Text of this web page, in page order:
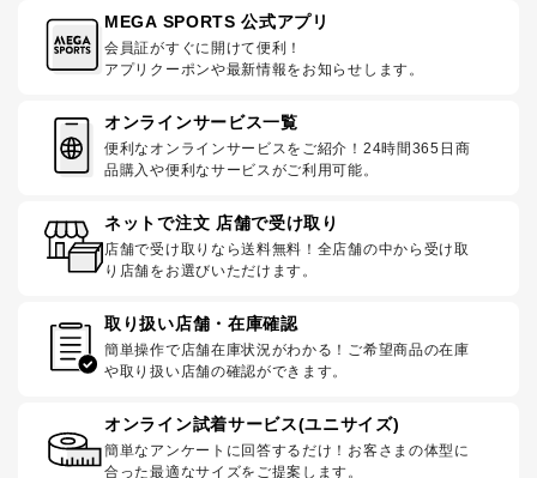
MEGA SPORTS 公式アプリ
会員証がすぐに開けて便利！
アプリクーポンや最新情報をお知らせします。
オンラインサービス一覧
便利なオンラインサービスをご紹介！24時間365日商
品購入や便利なサービスがご利用可能。
ネットで注文 店舗で受け取り
店舗で受け取りなら送料無料！全店舗の中から受け取
り店舗をお選びいただけます。
取り扱い店舗・在庫確認
簡単操作で店舗在庫状況がわかる！ご希望商品の在庫
や取り扱い店舗の確認ができます。
オンライン試着サービス(ユニサイズ)
簡単なアンケートに回答するだけ！お客さまの体型に
合った最適なサイズをご提案します。